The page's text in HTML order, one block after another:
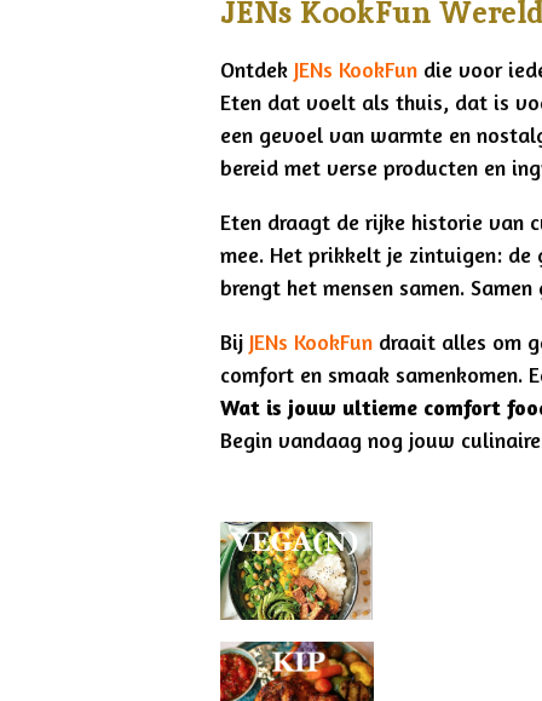
JENs KookFun
Ontdek JENs KookFun die voor
Eten dat voelt als thuis, dat is
een gevoel van warmte en
bereid met verse producten en
Eten draagt de rijke historie van
mee. Het prikkelt je zintuigen: de
brengt het mensen samen.
Bij JENs KookFun draait alles om
comfort en smaak samenkomen.
Wat is jouw ultieme comfort
Begin vandaag nog jouw